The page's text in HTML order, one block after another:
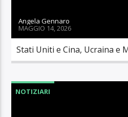
Angela Gennaro
MAGGIO 14, 2026
Stati Uniti e Cina, Ucraina e
NOTIZIARI